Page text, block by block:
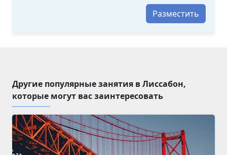
Разместить
Другие популярные занятия в Лиссабон,
которые могут вас заинтересовать